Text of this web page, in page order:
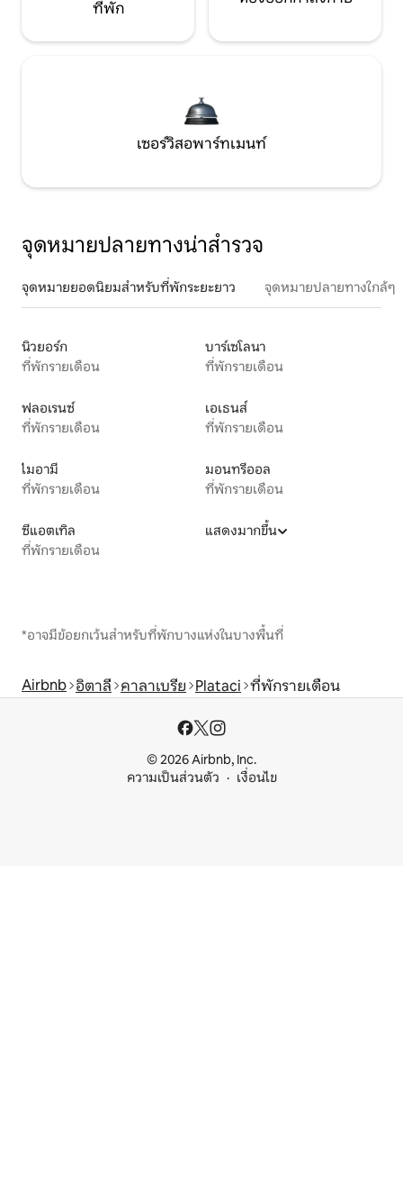
ที่พัก
เซอร์วิสอพาร์ทเมนท์
จุดหมายปลายทางน่าสำรวจ
จุดหมายยอดนิยมสำหรับที่พักระยะยาว จุดหมายปลายทางใกล้ๆ
นิวยอร์ก
ที่พักรายเดือน
บาร์เซโลนา
ที่พักรายเดือน
ฟลอเรนซ์
ที่พักรายเดือน
เอเธนส์
ที่พักรายเดือน
ไมอามี
ที่พักรายเดือน
มอนทรีออล
ที่พักรายเดือน
ซีแอตเทิล
ที่พักรายเดือน
แสดงมากขึ้น
*อาจมีข้อยกเว้นสำหรับที่พักบางแห่งในบางพื้นที่
Airbnb อิตาลี คาลาเบรีย Plataci ที่พักรายเดือน
© 2026 Airbnb, Inc.
ความเป็นส่วนตัว
เงื่อนไข